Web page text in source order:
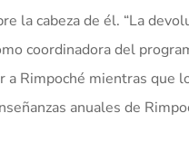
la cabeza de él. “La
coordinadora del
Rimpoché mientras que
anuales de